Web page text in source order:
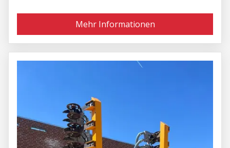
Mehr Informationen